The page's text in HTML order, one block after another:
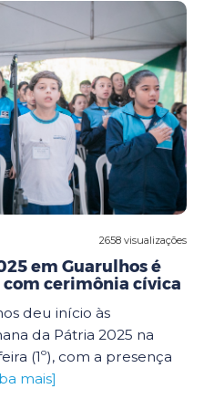
2658 visualizações
em Guarulhos é
cerimônia cívica
deu início às
da Pátria 2025 na
(1º), com a presença
mais]